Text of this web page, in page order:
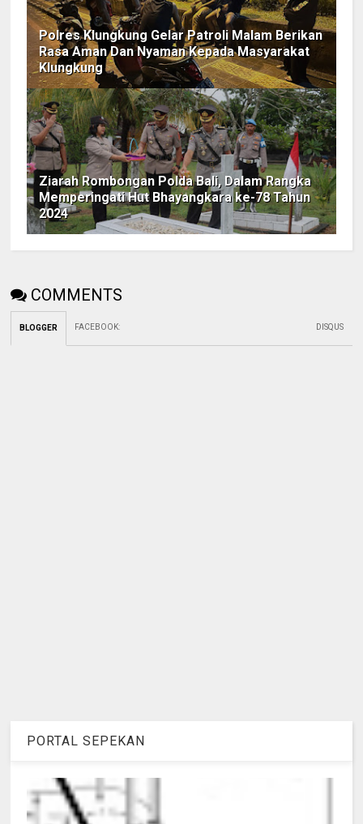
Polres Klungkung Gelar Patroli Malam Berikan
Rasa Aman Dan Nyaman Kepada Masyarakat
Klungkung
Ziarah Rombongan Polda Bali, Dalam Rangka
Memperingati Hut Bhayangkara ke-78 Tahun
2024
COMMENTS
BLOGGER FACEBOOK: DISQUS
PORTAL SEPEKAN